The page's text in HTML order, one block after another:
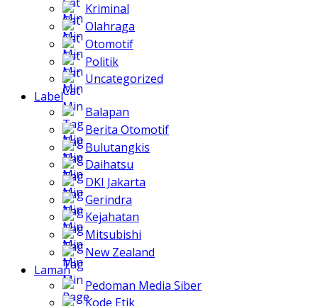
Kriminal
Olahraga
Otomotif
Politik
Uncategorized
Label
Balapan
Berita Otomotif
Bulutangkis
Daihatsu
DKI Jakarta
Gerindra
Kejahatan
Mitsubishi
New Zealand
Laman
Pedoman Media Siber
Kode Etik